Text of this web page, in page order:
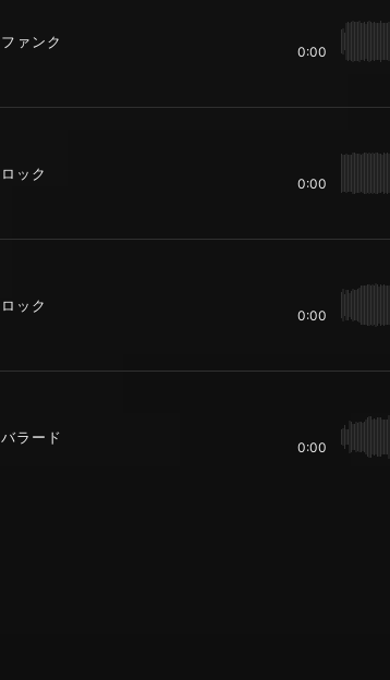
ファンク
0:00
ロック
0:00
ロック
0:00
バラード
0:00